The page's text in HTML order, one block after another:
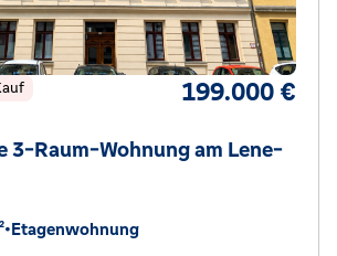
199.000 €
3-Raum-Wohnung am Lene-
•Etagenwohnung